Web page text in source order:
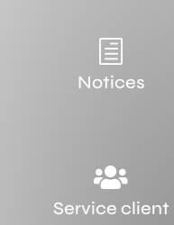
h
Notices

Service client